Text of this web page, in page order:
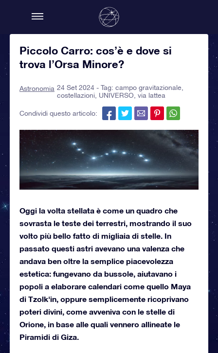
Piccolo Carro: cos’è e dove si
trova l’Orsa Minore?
Astronomia 24 Set 2024 - Tag: campo gravitazionale
costellazioni UNIVERSO via lattea
Condividi questo articolo:
Oggi la volta stellata è come un quadro che
sovrasta le teste dei terrestri, mostrando il suo
volto più bello fatto di migliaia di stelle. In
passato questi astri avevano una valenza che
andava ben oltre la semplice piacevolezza
estetica: fungevano da bussole, aiutavano i
popoli a elaborare calendari come quello Maya
di Tzolk'in, oppure semplicemente ricoprivano
poteri divini, come avveniva con le stelle di
Orione, in base alle quali vennero allineate le
Piramidi di Giza.